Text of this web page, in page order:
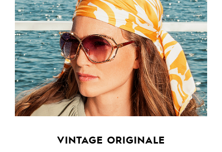
VINTAGE ORIGINALE